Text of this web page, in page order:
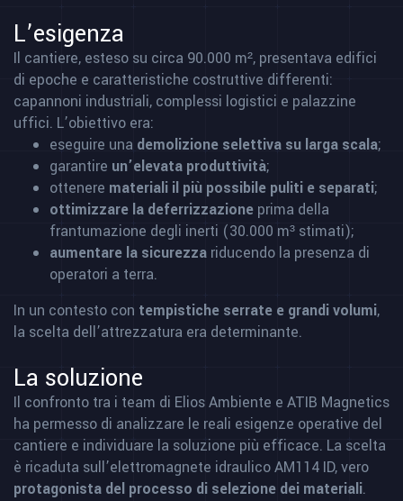
L’esigenza
Il cantiere, esteso su circa 90.000 m², presentava edifici
di epoche e caratteristiche costruttive differenti:
capannoni industriali, complessi logistici e palazzine
uffici. L’obiettivo era:
eseguire una demolizione selettiva su larga scala;
garantire un’elevata produttività;
ottenere materiali il più possibile puliti e separati;
ottimizzare la deferrizzazione prima della
frantumazione degli inerti (30.000 m³ stimati);
aumentare la sicurezza riducendo la presenza di
operatori a terra.
In un contesto con tempistiche serrate e grandi volumi,
la scelta dell’attrezzatura era determinante.
La soluzione
Il confronto tra i team di Elios Ambiente e ATIB Magnetics
ha permesso di analizzare le reali esigenze operative del
cantiere e individuare la soluzione più efficace. La scelta
è ricaduta sull’elettromagnete idraulico AM114 ID, vero
protagonista del processo di selezione dei materiali.